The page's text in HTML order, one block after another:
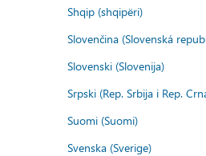
Shqip (shqipëri)
Slovenčina (Slovenská
Slovenski (Slovenija)
Srpski (Rep. Srbija i Rep.
Suomi (Suomi)
Svenska (Sverige)